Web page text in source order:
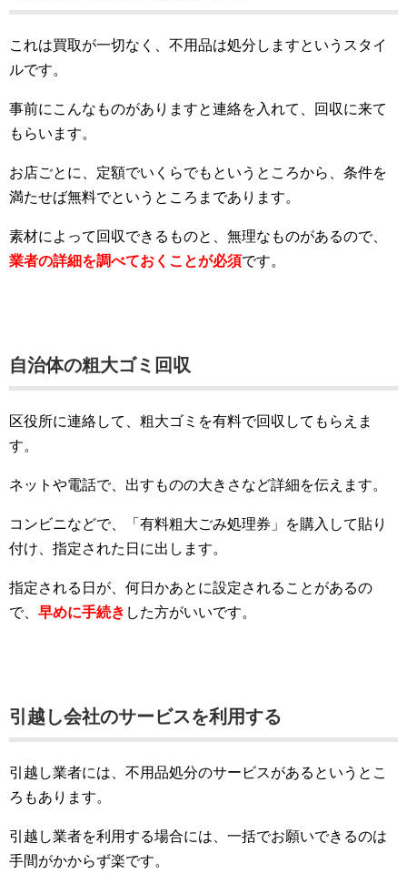
これは買取が一切なく、不用品は処分しますというスタイ
ルです。
事前にこんなものがありますと連絡を入れて、回収に来て
もらいます。
お店ごとに、定額でいくらでもというところから、条件を
満たせば無料でというところまであります。
素材によって回収できるものと、無理なものがあるので、
業者の詳細を調べておくことが必須です。
自治体の粗大ゴミ回収
区役所に連絡して、粗大ゴミを有料で回収してもらえま
す。
ネットや電話で、出すものの大きさなど詳細を伝えます。
コンビニなどで、「有料粗大ごみ処理券」を購入して貼り
付け、指定された日に出します。
指定される日が、何日かあとに設定されることがあるの
で、 早めに手続き した方がいいです。
引越し会社のサービスを利用する
引越し業者には、不用品処分のサービスがあるというとこ
ろもあります。
引越し業者を利用する場合には、一括でお願いできるのは
手間がかからず楽です。